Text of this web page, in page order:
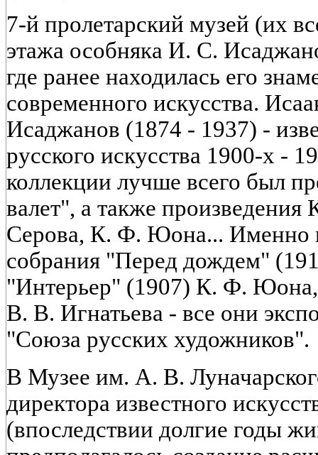
7-й пролетарский музей (их
этажа особняка И. С.
где ранее находилась его
современного искусства.
Исаджанов (1874 - 1937) -
русского искусства 1900-х -
коллекции лучше всего был
валет", а также
Серова, К. Ф. Юона... Именно
собрания "Перед дождем"
"Интерьер" (1907) К. Ф.
В. В. Игнатьева - все они
"Союза русских художников".
В Музее им. А. В.
директора известного
(впоследствии долгие годы